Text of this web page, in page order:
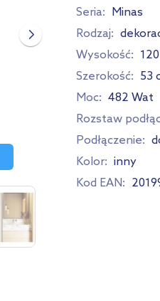
Seria: Minas
Rodzaj:
Wysokość:
Szerokość: 53
Moc: 482 Wat
Rozstaw
Podłączenie:
Kolor: inny
Kod EAN: